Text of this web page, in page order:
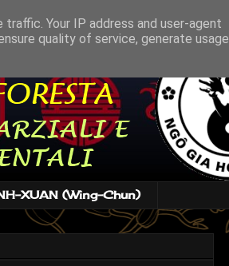
XUAN (Wing-Chun)
Your IP address and user-agent
quality of service, generate usage